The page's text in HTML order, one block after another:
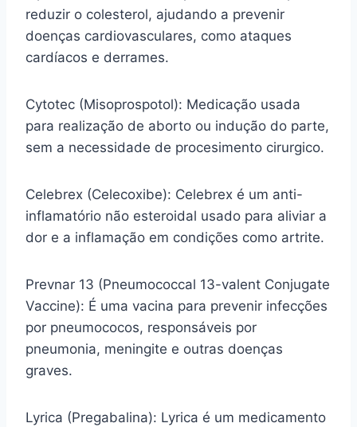
reduzir o colesterol, ajudando a prevenir
doenças cardiovasculares, como ataques
cardíacos e derrames.
Cytotec (Misoprospotol): Medicação usada
para realização de aborto ou indução do parte,
sem a necessidade de procesimento cirurgico.
Celebrex (Celecoxibe): Celebrex é um anti-
inflamatório não esteroidal usado para aliviar a
dor e a inflamação em condições como artrite.
Prevnar 13 (Pneumococcal 13-valent Conjugate
Vaccine): É uma vacina para prevenir infecções
por pneumococos, responsáveis por
pneumonia, meningite e outras doenças
graves.
Lyrica (Pregabalina): Lyrica é um medicamento